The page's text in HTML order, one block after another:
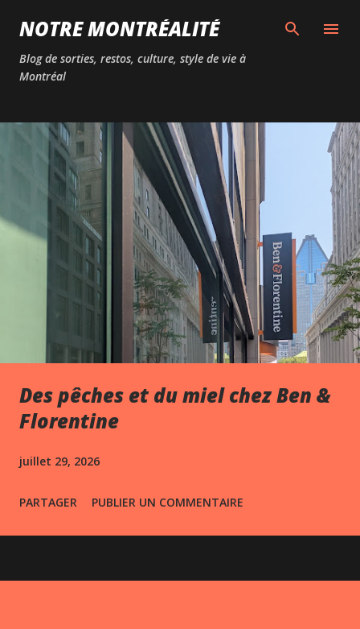
Passer au contenu principal
NOTRE MONTRÉALITÉ
Blog de sorties, restos, culture, style de vie à
Montréal
Des pêches et du miel chez Ben &
Florentine
juillet 29, 2026
PARTAGER PUBLIER UN COMMENTAIRE